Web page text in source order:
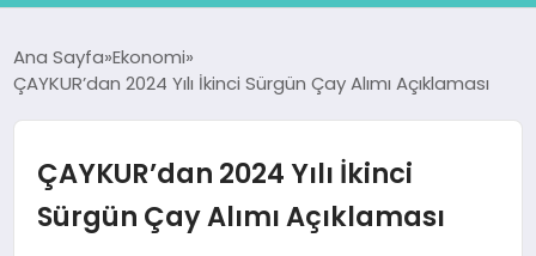
DÜNYA
SEYAHAT
Ana Sayfa Ekonomi
ÇAYKUR’dan 2024 Yılı İkinci Sürgün Çay Alımı Açıklaması
ÇAYKUR’dan 2024 Yılı İkinci
Sürgün Çay Alımı Açıklaması